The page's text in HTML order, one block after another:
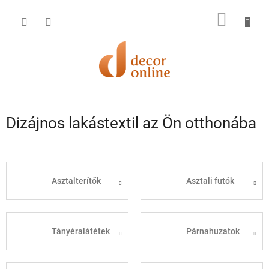
KOSÁR
Dizájnos lakástextil az Ön otthonába
Asztalterítők Asztali futók
Tányéralátétek Párnahuzatok